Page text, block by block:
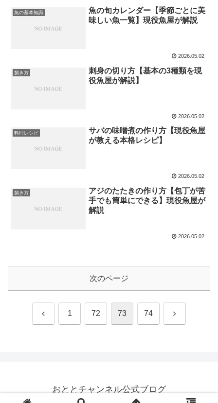
魚の基本知識
魚の旬カレンダー【季節ごとに美
味しい魚一覧】現役魚屋が解説
2026.05.02
捌き方
刺身の切り方【基本の3種類を現
役魚屋が解説】
2026.05.02
料理レシピ
サバの味噌煮の作り方【現役魚屋
が教える本格レシピ】
2026.05.02
捌き方
アジのたたきの作り方【包丁が苦
手でも簡単にできる】現役魚屋が
解説
2026.05.02
次のページ
前 1 72 73 74 次
おととチャンネル公式ブログ